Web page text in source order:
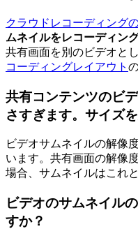
クラウドレコーディング
ムネイルをレコーディン
共有画面を別のビデオと
コーディングレイアウト
共有コンテンツのビ
さすぎます。サイズ
ビデオサムネイルの解像
います。共有画面の解像
場合、サムネイルはこれ
ビデオのサムネイル
すか？